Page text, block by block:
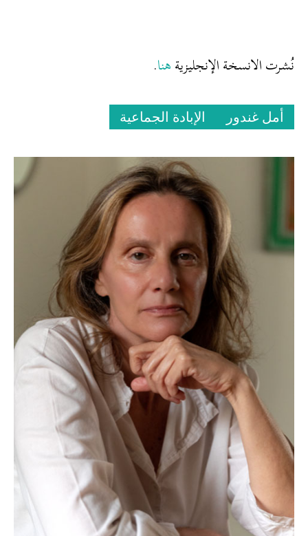
نُشرت الانسخة الإنجليزيةهنا.
أمل غندور الإبادة الجماعية